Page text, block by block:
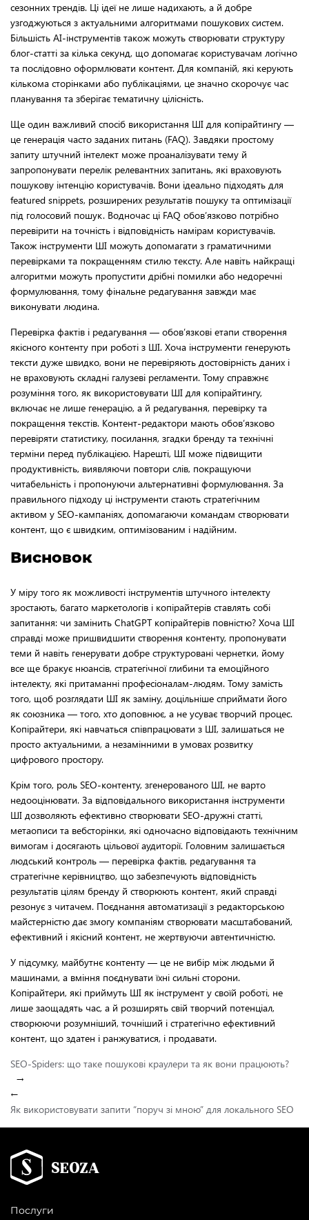
сезонних трендів. Ці ідеї не лише надихають, а й добре
узгоджуються з актуальними алгоритмами пошукових систем.
Більшість AI-інструментів також можуть створювати структуру
блог-статті за кілька секунд, що допомагає користувачам логічно
та послідовно оформлювати контент. Для компаній, які керують
кількома сторінками або публікаціями, це значно скорочує час
планування та зберігає тематичну цілісність.
Ще один важливий спосіб використання ШІ для копірайтингу —
це генерація часто заданих питань (FAQ). Завдяки простому
запиту штучний інтелект може проаналізувати тему й
запропонувати перелік релевантних запитань, які враховують
пошукову інтенцію користувачів. Вони ідеально підходять для
featured snippets, розширених результатів пошуку та оптимізації
під голосовий пошук. Водночас ці FAQ обов’язково потрібно
перевірити на точність і відповідність намірам користувачів.
Також інструменти ШІ можуть допомагати з граматичними
перевірками та покращенням стилю тексту. Але навіть найкращі
алгоритми можуть пропустити дрібні помилки або недоречні
формулювання, тому фінальне редагування завжди має
виконувати людина.
Перевірка фактів і редагування — обов’язкові етапи створення
якісного контенту при роботі з ШІ. Хоча інструменти генерують
тексти дуже швидко, вони не перевіряють достовірність даних і
не враховують складні галузеві регламенти. Тому справжнє
розуміння того, як використовувати ШІ для копірайтингу,
включає не лише генерацію, а й редагування, перевірку та
покращення текстів. Контент-редактори мають обов’язково
перевіряти статистику, посилання, згадки бренду та технічні
терміни перед публікацією. Нарешті, ШІ може підвищити
продуктивність, виявляючи повтори слів, покращуючи
читабельність і пропонуючи альтернативні формулювання. За
правильного підходу ці інструменти стають стратегічним
активом у SEO-кампаніях, допомагаючи командам створювати
контент, що є швидким, оптимізованим і надійним.
Висновок
У міру того як можливості інструментів штучного інтелекту
зростають, багато маркетологів і копірайтерів ставлять собі
запитання: чи замінить ChatGPT копірайтерів повністю? Хоча ШІ
справді може пришвидшити створення контенту, пропонувати
теми й навіть генерувати добре структуровані чернетки, йому
все ще бракує нюансів, стратегічної глибини та емоційного
інтелекту, які притаманні професіоналам-людям. Тому замість
того, щоб розглядати ШІ як заміну, доцільніше сприймати його
як союзника — того, хто доповнює, а не усуває творчий процес.
Копірайтери, які навчаться співпрацювати з ШІ, залишаться не
просто актуальними, а незамінними в умовах розвитку
цифрового простору.
Крім того, роль SEO-контенту, згенерованого ШІ, не варто
недооцінювати. За відповідального використання інструменти
ШІ дозволяють ефективно створювати SEO-дружні статті,
метаописи та вебсторінки, які одночасно відповідають технічним
вимогам і досягають цільової аудиторії. Головним залишається
людський контроль — перевірка фактів, редагування та
стратегічне керівництво, що забезпечують відповідність
результатів цілям бренду й створюють контент, який справді
резонує з читачем. Поєднання автоматизації з редакторською
майстерністю дає змогу компаніям створювати масштабований,
ефективний і якісний контент, не жертвуючи автентичністю.
У підсумку, майбутнє контенту — це не вибір між людьми й
машинами, а вміння поєднувати їхні сильні сторони.
Копірайтери, які приймуть ШІ як інструмент у своїй роботі, не
лише заощадять час, а й розширять свій творчий потенціал,
створюючи розумніший, точніший і стратегічно ефективний
контент, що здатен і ранжуватися, і продавати.
SEO-Spiders: що таке пошукові краулери та як вони працюють?
→
←
Як використовувати запити “поруч зі мною” для локального SEO
Послуги